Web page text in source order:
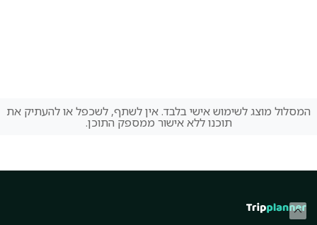
המסלול מוצג לשימוש אישי בלבד. אין לשתף, לשכפל או להעתיק את
תוכנו ללא אישור ממספק התוכן.